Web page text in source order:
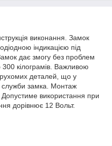
виконання. Замок
індикацією під
дає змогу без проблем
кілограмів. Важливою
рухомих деталей, що у
служби замка. Монтаж
використання при
дорівнює 12 Вольт.